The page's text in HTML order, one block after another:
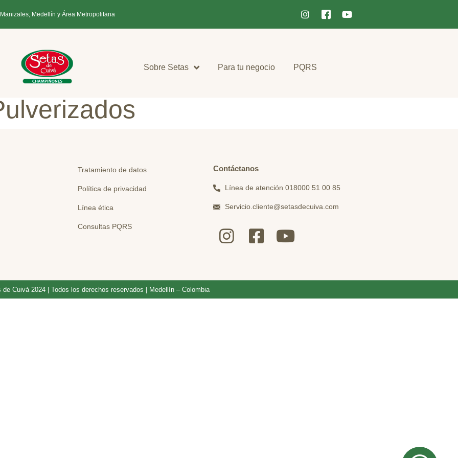
Medellín y Área Metropolitana
Sobre Setas Para tu negocio PQRS
Tratamiento de datos
Política de privacidad
Línea ética
Consultas PQRS
Contáctanos
Línea de atención 018000 51 00 85
Servicio.cliente@setasdecuiva.com
Cuivá 2024 | Todos los derechos reservados | Medellín – Colombia